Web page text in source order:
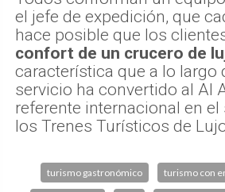
el jefe de expedición, que
hace posible que los
confort de un crucero de
característica que a lo largo
servicio ha convertido al Al
referente internacional en
los Trenes Turísticos de
turismo gastronómico turismo con